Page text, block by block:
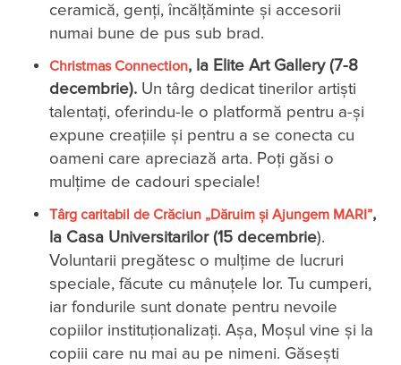
ceramică, genți, încălțăminte și accesorii
numai bune de pus sub brad.
Christmas Connection, la Elite Art Gallery (7-8
decembrie). Un târg dedicat tinerilor artiști
talentați, oferindu-le o platformă pentru a-și
expune creațiile și pentru a se conecta cu
oameni care apreciază arta. Poți găsi o
mulțime de cadouri speciale!
Târg caritabil de Crăciun „Dăruim și Ajungem MARI”,
la Casa Universitarilor (15 decembrie).
Voluntarii pregătesc o mulțime de lucruri
speciale, făcute cu mânuțele lor. Tu cumperi,
iar fondurile sunt donate pentru nevoile
copiilor instituționalizați. Așa, Moșul vine și la
copiii care nu mai au pe nimeni. Găsești